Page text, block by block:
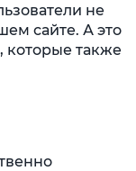
не
сайте. А это
которые также